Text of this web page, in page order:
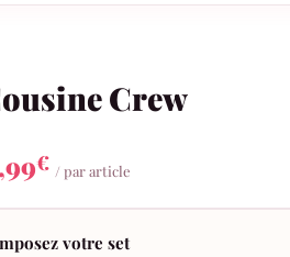
Crew
€ / par article
votre set